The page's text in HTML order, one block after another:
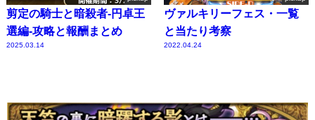
剪定の騎士と暗殺者-円卓王
選編-攻略と報酬まとめ
2025.03.14
ヴァルキリーフェス・一覧
と当たり考察
2022.04.24